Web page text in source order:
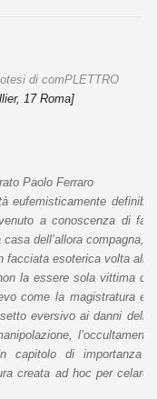
di comPLETTRO
17 Roma]
Paolo Ferraro
eufemisticamente
a conoscenza di
dell’allora compagna,
esoterica volta
la essere sola vittima di
come la magistratura e
eversivo ai danni
capitolo di importanza
creata ad hoc per